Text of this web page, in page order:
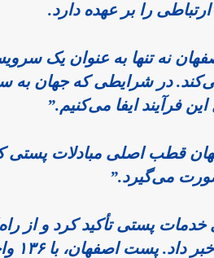
را بر عهده دارد.
ایفا می‌کنیم.”
قطب اصلی مبادلات پستی
می‌گیرد.”
پستی تأکید کرد و از